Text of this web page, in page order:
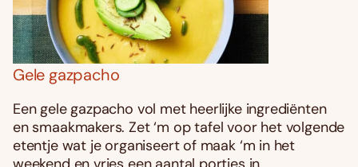
Gele gazpacho
Een gele gazpacho vol met heerlijke ingrediënten
en smaakmakers. Zet ‘m op tafel voor het volgende
etentje wat je organiseert of maak ‘m in het